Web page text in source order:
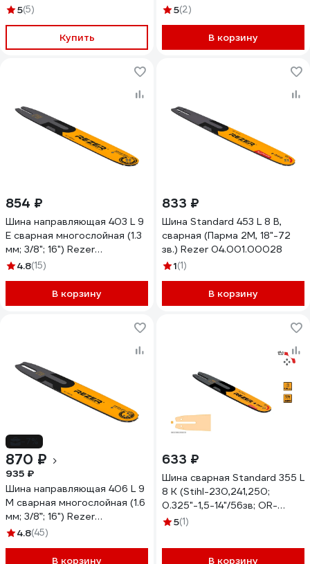
04.001.00006
5(5)
Купить
04.001.00033
5(2)
В корзину
854 ₽
Шина направляющая 403 L 9
E сварная многослойная (1.3
мм; 3/8"; 16") Rezer
03.016.00009
4.8(15)
В корзину
833 ₽
Шина Standard 453 L 8 B,
сварная (Парма 2М, 18"-72
зв.) Rezer 04.001.00028
1(1)
В корзину
870 ₽
935 ₽
Шина направляющая 406 L 9
M сварная многослойная (1.6
мм; 3/8”; 16") Rezer
03.016.00012
4.8(45)
В корзину
633 ₽
Шина сварная Standard 355 L
8 K (Stihl-230,241,250;
0.325"-1,5-14"/56зв; OR-
148SLBA074) Rezer
5(1)
В корзину